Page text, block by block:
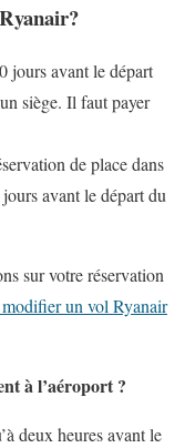
jours avant le départ
siège. Il faut payer
de place dans
avant le départ du
sur votre réservation
un vol Ryanair
à l’aéroport ?
deux heures avant le